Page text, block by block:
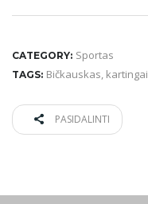
CATEGORY: Sportas
TAGS: Bičkauskas, kartingai
PASIDALINTI